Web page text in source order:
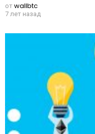
отwallbtc
7 лет назад